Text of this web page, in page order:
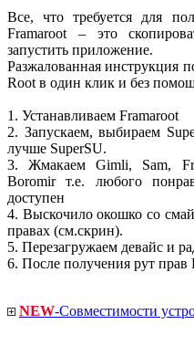
Все, что требуется для
Framaroot – это
запустить приложение.
Разжалованная инструкция
Root в один клик и без
1. Устанавливаем Framaroot
2. Запускаем, выбираем
лучше SuperSU.
3. Жмакаем Gimli, Sam,
Boromir т.е. любого
доступен
4. Выскочило окошко со
правах (см.скрин).
5. Перезагружаем девайс и
6. После получения рут
NEW-Совместимости